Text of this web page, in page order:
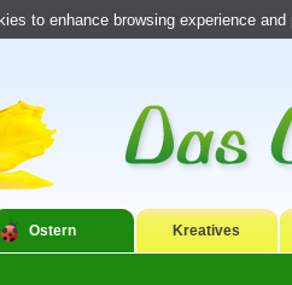
Ostern Kreatives
to enhance browsing experience